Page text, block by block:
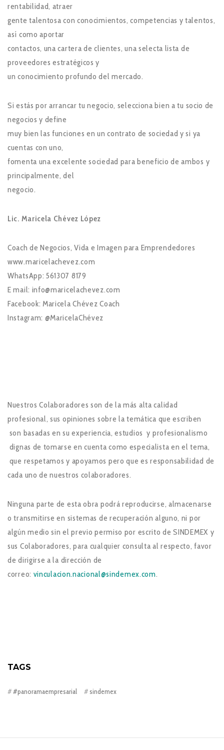
rentabilidad, atraer
gente talentosa con conocimientos, competencias y talentos,
así como aportar
contactos, una cartera de clientes, una selecta lista de
proveedores estratégicos y
un conocimiento profundo del mercado.
Si estás por arrancar tu negocio, selecciona bien a tu socio de
negocios y define
muy bien las funciones en un contrato de sociedad y si ya
cuentas con uno,
fomenta una excelente sociedad para beneficio de ambos y
principalmente, del
negocio.
Lic. Maricela Chévez López
Coach de Negocios, Vida e Imagen para Emprendedores
www.maricelachevez.com
WhatsApp: 561307 8179
E mail: info@maricelachevez.com
Facebook: Maricela Chévez Coach
Instagram: @MaricelaChévez
Nuestros Colaboradores son de la más alta calidad
profesional, sus opiniones sobre la temática que escriben
son basadas en su experiencia, estudios y profesionalismo
dignas de tomarse en cuenta como especialista en el tema,
que respetamos y apoyamos pero que es responsabilidad de
cada uno de nuestros colaboradores.
Ninguna parte de esta obra podrá reproducirse, almacenarse
o transmitirse en sistemas de recuperación alguno, ni por
algún medio sin el previo permiso por escrito de SINDEMEX y
sus Colaboradores, para cualquier consulta al respecto, favor
de dirigirse a la dirección de
correo: vinculacion.nacional@sindemex.com.
TAGS
#panoramaempresarial sindemex